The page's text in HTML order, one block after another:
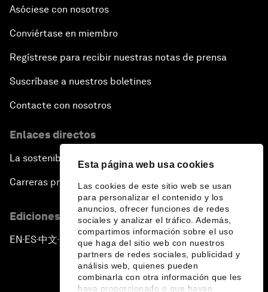
Esta página web usa cookies
Las cookies de este sitio web se usan
para personalizar el contenido y los
anuncios, ofrecer funciones de redes
sociales y analizar el tráfico. Además,
compartimos información sobre el uso
que haga del sitio web con nuestros
partners de redes sociales, publicidad y
análisis web, quienes pueden
combinarla con otra información que les
haya proporcionado o que hayan
Asóciese con nosotros
Conviértase en miembro
Regístrese para recibir nuestras notas de prensa
Suscríbase a nuestros boletines
Contacte con nosotros
Enlaces directos
La sostenibilidad en el Foro
Carreras profesionales
Ediciones en otros idiomas
EN ▪ES▪中文▪ 日本語